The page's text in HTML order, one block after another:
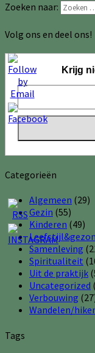
Zoeken naar:
Volg ons en deel ons!
Krijg
Categorieën
Algemeen (29)
Gezin (55)
Kinderen (49)
Samenleving
Spiritualiteit
Uit de praktijk
Uncategorized
Verbouwing
Wandelen/
Tags